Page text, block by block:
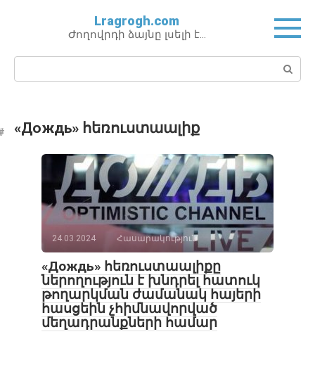
Lragrogh.com
Ժողովրդի ձայնը լսելի է…
Поиск:
«Дождь» հեռուստաալիք
24.03.2024 Հասարակություն
«Дождь» հեռուստաալիքը
ներողություն է խնդրել հատուկ
թողարկման ժամանակ հայերի
հասցեին չհիմնավորված
մեղադրանքների համար